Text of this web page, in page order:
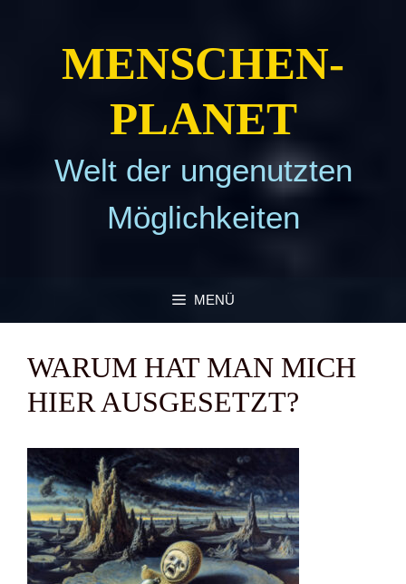
MEN­SCHEN­
PLA­NET
Welt der ungenutzten
Möglichkeiten
MENÜ
WAR­UM HAT MAN MICH
HIER AUS­GE­SETZT?